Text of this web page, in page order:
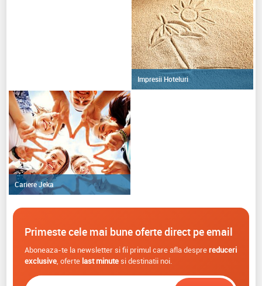
Impresii Hoteluri
Cariere Jeka
Primeste cele mai bune oferte direct pe email
Aboneaza-te la newsletter si fii primul care afla despre reduceri
exclusive, oferte last minutesi destinatii noi.